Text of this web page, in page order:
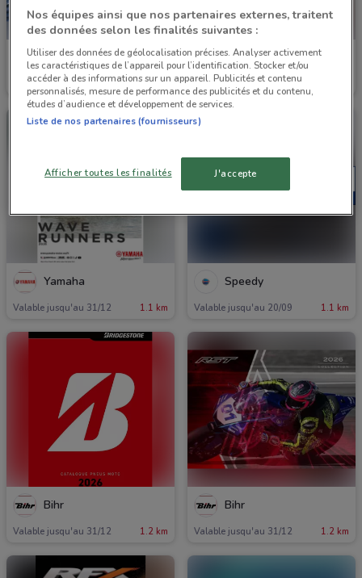
Yamaha
Valable jusqu'au 31/12 1.1 km
Yamaha
Valable jusqu'au 31/12
Yamaha
Valable jusqu'au 31/12 1.1 km
Speedy
Valable jusqu'au 20/09 1.1 km
Bihr
Valable jusqu'au 31/12 1.2 km
Bihr
Valable jusqu'au 31/12 1.2 km
Nos équipes ainsi que nos partenaires externes, traitent
des données selon les finalités suivantes :
Utiliser des données de géolocalisation précises. Analyser activement
les caractéristiques de l’appareil pour l’identification. Stocker et/ou
accéder à des informations sur un appareil. Publicités et contenu
personnalisés, mesure de performance des publicités et du contenu,
études d’audience et développement de services.
Liste de nos partenaires (fournisseurs)
Afficher toutes les finalités J'accepte